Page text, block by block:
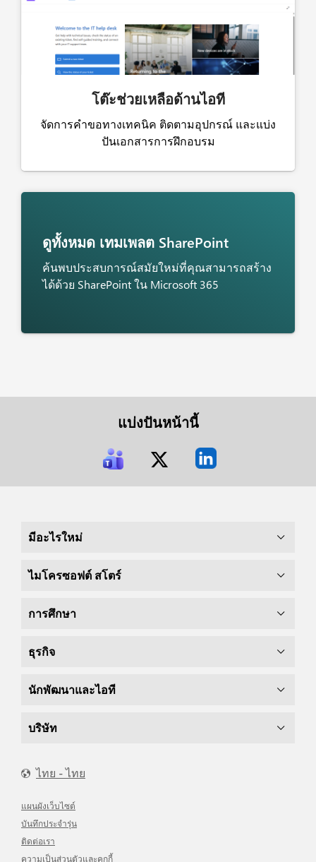
โต๊ะช่วยเหลือด้านไอที
จัดการคำขอทางเทคนิค ติดตามอุปกรณ์ และแบ่ง
ปันเอกสารการฝึกอบรม
ดูทั้งหมด เทมเพลต SharePoint
ค้นพบประสบการณ์สมัยใหม่ที่คุณสามารถสร้าง
ได้ด้วย SharePoint ใน Microsoft 365
แบ่งปันหน้านี้
มีอะไรใหม่
ไมโครซอฟต์ สโตร์
การศึกษา
ธุรกิจ
นักพัฒนาและไอที
บริษัท
ไทย - ไทย
แผนผังเว็บไซต์
บันทึกประจำรุ่น
ติดต่อเรา
ความเป็นส่วนตัวและคุกกี้